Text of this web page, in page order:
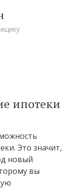
ипотеки
Это значит,
новый
вы